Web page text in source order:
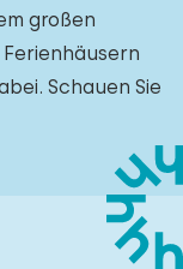
großen
Schauen Sie